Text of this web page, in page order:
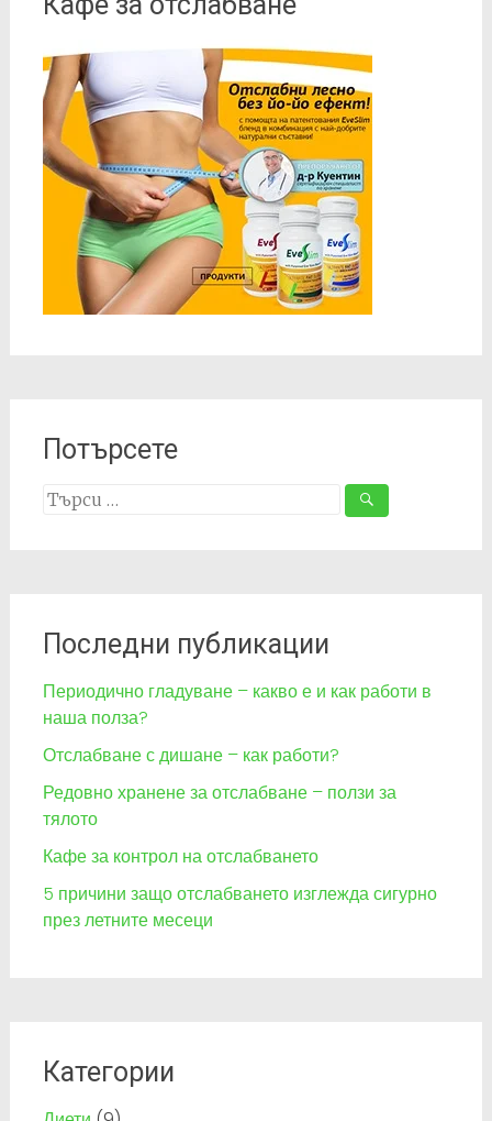
Потърсете
Search
Последни публикации
Периодично гладуване – какво е и как работи в
наша полза?
Отслабване с дишане – как работи?
Редовно хранене за отслабване – ползи за
тялото
Кафе за контрол на отслабването
5 причини защо отслабването изглежда сигурно
през летните месеци
Категории